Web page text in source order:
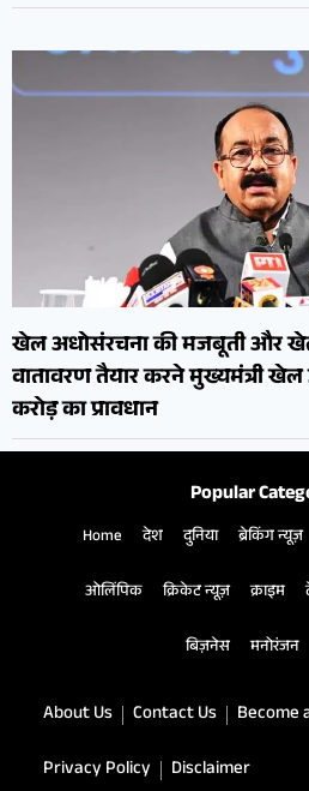
खेल अधोसंरचना की मजबूती और
वातावरण तैयार करने मुख्यमंत्री
करोड़ का प्रावधान
Popular
Home देश दुनिया ब्रेकिंग न्यूज़
ओलिंपिक क्रिकेट न्यूज़ क्राइम
बिज़नेस मनोरंजन
About Us Contact Us
Become
Privacy Policy
Disclaimer